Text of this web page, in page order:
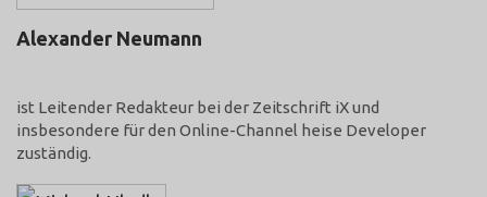
Alexander Neumann
ist Leitender Redakteur bei der Zeitschrift iX und
insbesondere für den Online-Channel heise Developer
zuständig.